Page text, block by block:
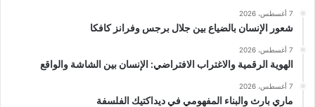
7 أغسطس، 2026
شعور الإنسان بالضياع بين جلال برجس وفرانز كافكا
7 أغسطس، 2026
الهوية الرقمية والاغتراب الافتراضي: الإنسان بين الشاشة والواقع
7 أغسطس، 2026
ماري بارث والبناء المفهومي في ديداكتيك الفلسفة